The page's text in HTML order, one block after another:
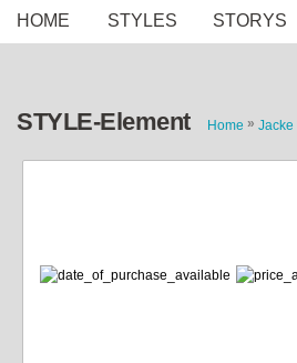
HOME STYLES STORYS
STYLE-Element Home » Jacke